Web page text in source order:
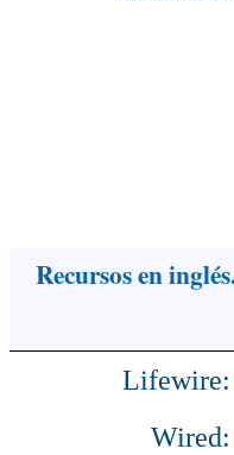
Recursos en
Lifewire:
Wired: